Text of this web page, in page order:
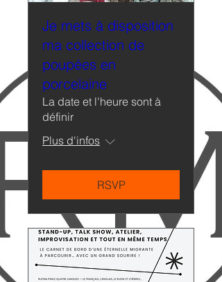
Je mets à disposition
ma collection de
poupées en
porcelaine
La date et l'heure sont à
définir
Plus d'infos
RSVP